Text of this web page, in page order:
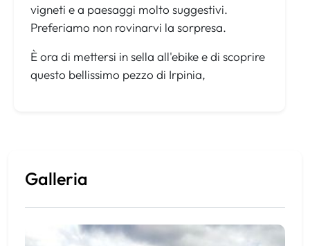
vigneti e a paesaggi molto suggestivi.
Preferiamo non rovinarvi la sorpresa.
È ora di mettersi in sella all'ebike e di scoprire
questo bellissimo pezzo di Irpinia,
Galleria